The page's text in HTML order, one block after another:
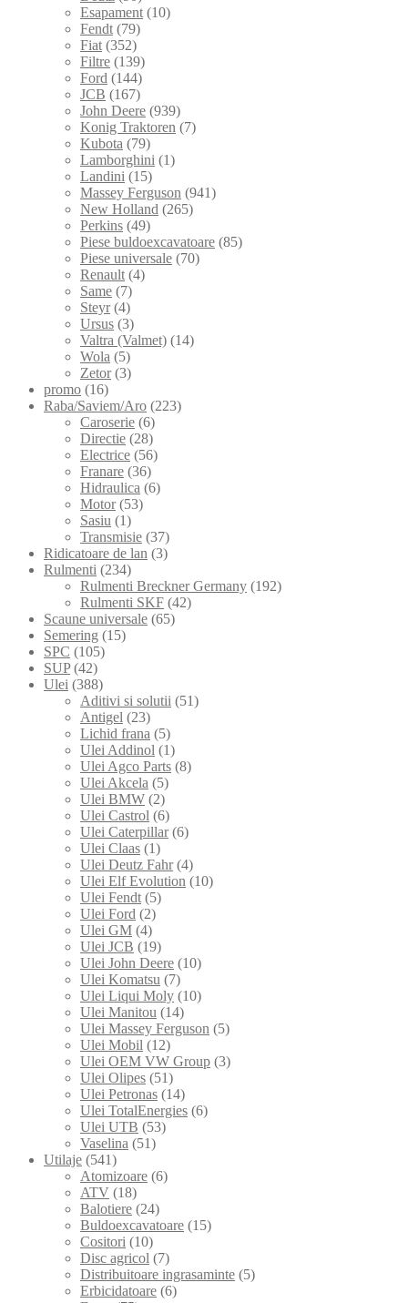
Esapament (10)
Fendt (79)
Fiat (352)
Filtre (139)
Ford (144)
JCB (167)
John Deere (939)
Konig Traktoren (7)
Kubota (79)
Lamborghini (1)
Landini (15)
Massey Ferguson (941)
New Holland (265)
Perkins (49)
Piese buldoexcavatoare (85)
Piese universale (70)
Renault (4)
Same (7)
Steyr (4)
Ursus (3)
Valtra (Valmet) (14)
Wola (5)
Zetor (3)
promo (16)
Raba/Saviem/Aro (223)
Caroserie (6)
Directie (28)
Electrice (56)
Franare (36)
Hidraulica (6)
Motor (53)
Sasiu (1)
Transmisie (37)
Ridicatoare de lan (3)
Rulmenti (234)
Rulmenti Breckner Germany (192)
Rulmenti SKF (42)
Scaune universale (65)
Semering (15)
SPC (105)
SUP (42)
Ulei (388)
Aditivi si solutii (51)
Antigel (23)
Lichid frana (5)
Ulei Addinol (1)
Ulei Agco Parts (8)
Ulei Akcela (5)
Ulei BMW (2)
Ulei Castrol (6)
Ulei Caterpillar (6)
Ulei Claas (1)
Ulei Deutz Fahr (4)
Ulei Elf Evolution (10)
Ulei Fendt (5)
Ulei Ford (2)
Ulei GM (4)
Ulei JCB (19)
Ulei John Deere (10)
Ulei Komatsu (7)
Ulei Liqui Moly (10)
Ulei Manitou (14)
Ulei Massey Ferguson (5)
Ulei Mobil (12)
Ulei OEM VW Group (3)
Ulei Olipes (51)
Ulei Petronas (14)
Ulei TotalEnergies (6)
Ulei UTB (53)
Vaselina (51)
Utilaje (541)
Atomizoare (6)
ATV (18)
Balotiere (24)
Buldoexcavatoare (15)
Cositori (10)
Disc agricol (7)
Distribuitoare ingrasaminte (5)
Erbicidatoare (6)